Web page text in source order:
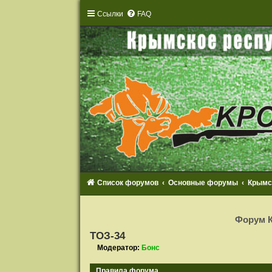
Ссылки FAQ
Список форумов Основные форумы
и
с
ц
Форум
ТОЗ-34
Модератор: Бонс